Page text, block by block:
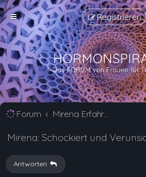
Registrieren
Forum Mirena Erfahrungsberichte und Nebenwirkungen
Mirena: Schockiert und
Antworten